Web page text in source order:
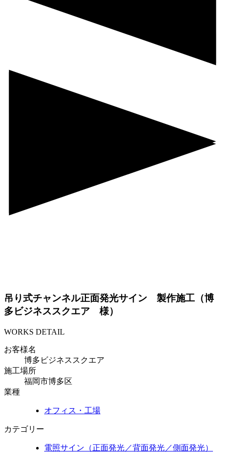
吊り式チャンネル正面発光サイン 製作施工（博
多ビジネススクエア 様）
WORKS DETAIL
お客様名
博多ビジネススクエア
施工場所
福岡市博多区
業種
オフィス・工場
カテゴリー
電照サイン（正面発光／背面発光／側面発光）